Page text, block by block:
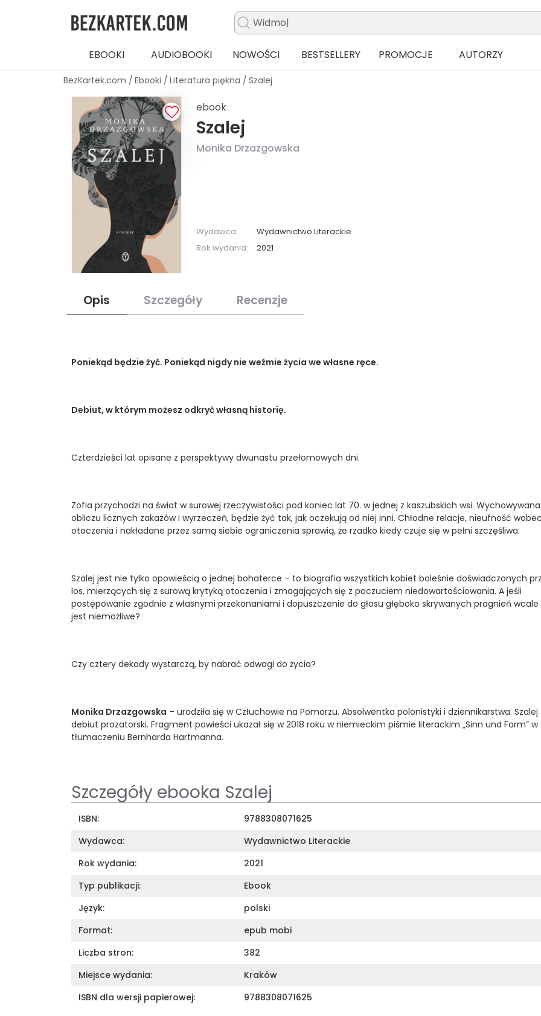
EBOOKI AUDIOBOOKI NOWOŚCI BESTSELLERY PROMOCJE AUTORZY
BezKartek.com / Ebooki / Literatura piękna / Szalej
ebook
Szalej
Monika Drzazgowska
Wydawca:
Wydawnictwo Literackie
Rok wydania:
2021
Opis Szczegóły Recenzje
Poniekąd będzie żyć. Poniekąd nigdy nie weźmie życia we własne ręce.
Debiut, w którym możesz odkryć własną historię.
Czterdzieści lat opisane z perspektywy dwunastu przełomowych dni.
Zofia przychodzi na świat w surowej rzeczywistości pod koniec lat 70. w jednej z kaszubskich wsi.
obliczu licznych zakazów i wyrzeczeń, będzie żyć tak, jak oczekują od niej inni. Chłodne relacje, nieufność
otoczenia i nakładane przez samą siebie ograniczenia sprawią, że rzadko kiedy czuje się w pełni szczęśliwa.
Szalej jest nie tylko opowieścią o jednej bohaterce – to biografia wszystkich kobiet boleśnie doświadczonych
los, mierzących się z surową krytyką otoczenia i zmagających się z poczuciem niedowartościowania. A jeśli
postępowanie zgodnie z własnymi przekonaniami i dopuszczenie do głosu głęboko skrywanych pragnień wcale
jest niemożliwe?
Czy cztery dekady wystarczą, by nabrać odwagi do życia?
Monika Drzazgowska – urodziła się w Człuchowie na Pomorzu. Absolwentka polonistyki i dziennikarstwa.
debiut prozatorski. Fragment powieści ukazał się w 2018 roku w niemieckim piśmie literackim „Sinn und Form” w
tłumaczeniu Bernharda Hartmanna.
Szczegóły ebooka Szalej
ISBN:
9788308071625
Wydawca:
Wydawnictwo Literackie
Rok wydania:
2021
Typ publikacji:
Ebook
Język:
polski
Format:
epub mobi
Liczba stron:
382
Miejsce wydania:
Kraków
ISBN dla wersji papierowej:
9788308071625